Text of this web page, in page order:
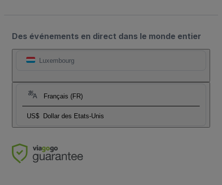
Des événements en direct dans le monde entier
Luxembourg
Français (FR)
US$ Dollar des Etats-Unis